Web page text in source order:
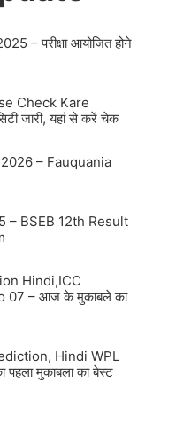
– परीक्षा आयोजित होने
Check Kare
जारी, यहां से करें चेक
– Fauquania
– BSEB 12th Result
Hindi,ICC
07 – आज के मुकाबले का
Hindi WPL
पहला मुकाबला का बेस्ट